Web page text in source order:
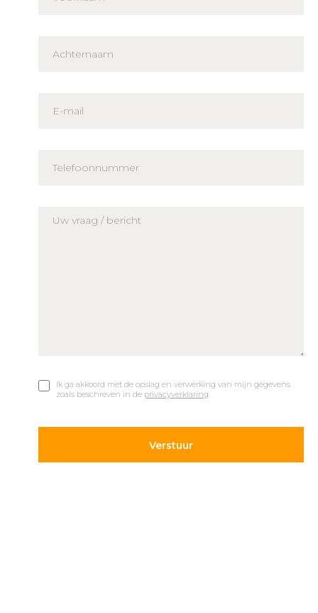
Ik ga akkoord met de opslag en verwerking van mijn gegevens
zoals beschreven in de privacyverklaring.